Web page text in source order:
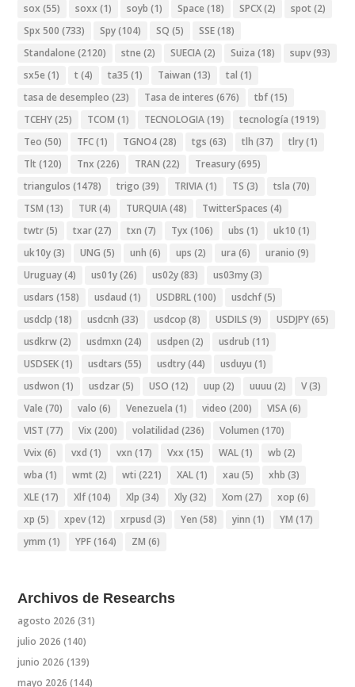
sox (55) soxx (1) soyb (1) Space (18) SPCX(2) spot (2)
Spx 500 (733) Spy(104) SQ (5) SSE(18)
Standalone (2120) stne (2) SUECIA(2) Suiza (18) supv(93)
sx5e (1) t (4) ta35 (1) Taiwan (13) tal (1)
tasa de desempleo (23) Tasa de interes (676) tbf(15)
TCEHY(25) TCOM (1) TECNOLOGIA(19) tecnología (1919)
Teo (50) TFC(1) TGNO4(28) tgs (63) tlh (37) tlry(1)
Tlt (120) Tnx (226) TRAN (22) Treasury(695)
triangulos (1478) trigo (39) TRIVIA(1) TS (3) tsla (70)
TSM (13) TUR(4) TURQUIA(48) TwitterSpaces (4)
twtr(5) txar(27) txn (7) Tyx (106) ubs (1) uk10 (1)
uk10y(3) UNG (5) unh (6) ups (2) ura (6) uranio (9)
Uruguay(4) us01y(26) us02y(83) us03my(3)
usdars (158) usdaud (1) USDBRL(100) usdchf(5)
usdclp (18) usdcnh (33) usdcop (8) USDILS (9) USDJPY(65)
usdkrw(2) usdmxn (24) usdpen (2) usdrub (11)
USDSEK(1) usdtars (55) usdtry(44) usduyu (1)
usdwon (1) usdzar(5) USO (12) uup (2) uuuu (2) V(3)
Vale (70) valo (6) Venezuela (1) video (200) VISA(6)
VIST (77) Vix (200) volatilidad (236) Volumen (170)
Vvix (6) vxd (1) vxn (17) Vxx (15) WAL(1) wb (2)
wba (1) wmt (2) wti (221) XAL(1) xau (5) xhb (3)
XLE(17) Xlf(104) Xlp (34) Xly(32) Xom (27) xop (6)
xp (5) xpev(12) xrpusd (3) Yen (58) yinn (1) YM (17)
ymm (1) YPF(164) ZM (6)
Archivos de Researchs
agosto 2026 (31)
julio 2026 (140)
junio 2026 (139)
mayo 2026 (144)